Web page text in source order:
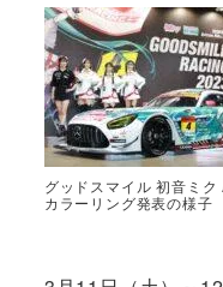
グッドスマイル 初音ミク
カラーリング発表の様子